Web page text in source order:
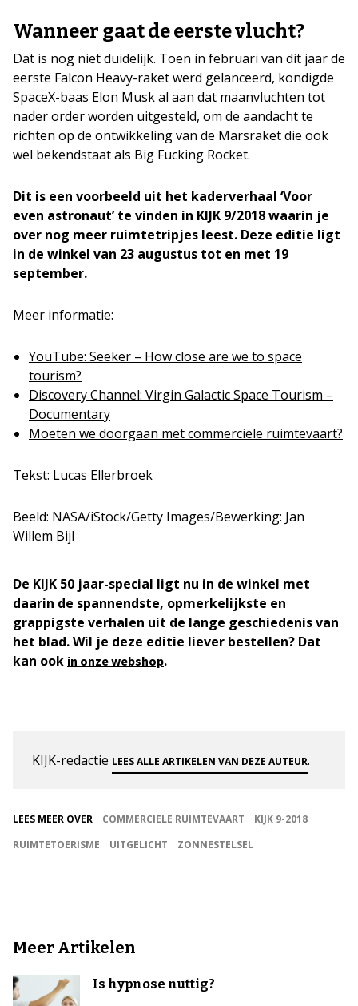
Wanneer gaat de eerste vlucht?
Dat is nog niet duidelijk. Toen in februari van dit jaar de
eerste Falcon Heavy-raket werd gelanceerd, kondigde
SpaceX-baas Elon Musk al aan dat maanvluchten tot
nader order worden uitgesteld, om de aandacht te
richten op de ontwikkeling van de Marsraket die ook
wel bekendstaat als Big Fucking Rocket.
Dit is een voorbeeld uit het kaderverhaal ‘Voor
even astronaut’ te vinden in KIJK 9/2018 waarin je
over nog meer ruimtetripjes leest. Deze editie ligt
in de winkel van 23 augustus tot en met 19
september.
Meer informatie:
YouTube: Seeker – How close are we to space
tourism?
Discovery Channel: Virgin Galactic Space Tourism –
Documentary
Moeten we doorgaan met commerciële ruimtevaart?
Tekst: Lucas Ellerbroek
Beeld: NASA/iStock/Getty Images/Bewerking: Jan
Willem Bijl
De KIJK 50 jaar-special ligt nu in de winkel met
daarin de spannendste, opmerkelijkste en
grappigste verhalen uit de lange geschiedenis van
het blad. Wil je deze editie liever bestellen? Dat
kan ook in onze webshop.
KIJK-redactie LEES ALLE ARTIKELEN VAN DEZE AUTEUR.
LEES MEER OVER COMMERCIELE RUIMTEVAART
KIJK 9-2018
RUIMTETOERISME
UITGELICHT ZONNESTELSEL
Meer Artikelen
Is hypnose nuttig?